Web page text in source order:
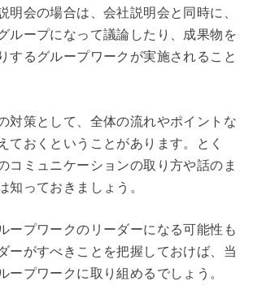
明会の場合は、会社説明会と同時に、
ループになって議論したり、成果物を
するグループワークが実施されること
対策として、全体の流れやポイントな
ておくということがあります。とく
コミュニケーションの取り方や話のま
知っておきましょう。
ープワークのリーダーになる可能性も
ーがすべきことを把握しておけば、当
ープワークに取り組めるでしょう。